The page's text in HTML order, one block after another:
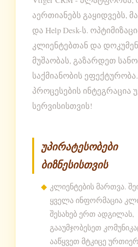
აერთიანებს გაყიდვებს,
და Help Desk-ს.
კლიენტებთან და
მუშაობას, გაზარდეთ
საქმიანობის ეფექტურობა.
პროცესების ინტეგრაცია
სერვისისთვის!
უპირატესობები
ბიზნესისთვის
კლიენტების მართვა.
ყველა ინფორმაცია
შესახებ ერთ ადგილას,
გააუმჯობესეთ
ააწყვეთ მტკიცე